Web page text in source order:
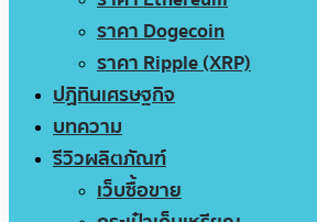
ราคา Dogecoin
ราคา Ripple (XRP)
ปฏิทินเศรษฐกิจ
บทความ
รีวิวผลิตภัณฑ์
เว็บซื้อขาย